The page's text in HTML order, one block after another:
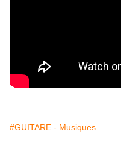
#GUITARE - Musiques